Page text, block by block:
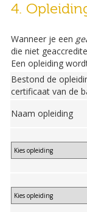
4.
Wanneer je een
die niet
Een opleiding
Bestond de
certificaat van de
Naam opleiding